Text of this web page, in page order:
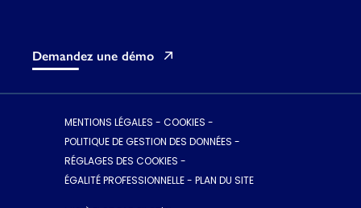
Demandez une démo
MENTIONS LÉGALES - COOKIES -
POLITIQUE DE GESTION DES DONNÉES -
RÉGLAGES DES COOKIES -
ÉGALITÉ PROFESSIONNELLE - PLAN DU SITE